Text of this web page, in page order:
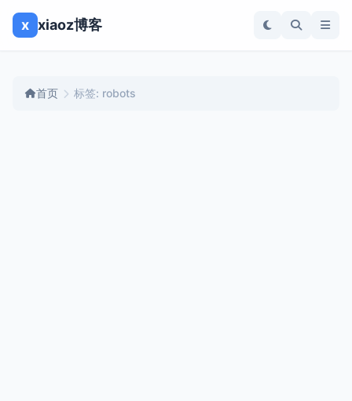
x xiaoz博客
首页 标签: robots